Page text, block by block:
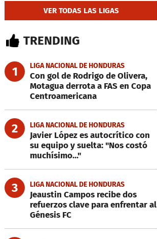
VER TODAS LAS LIGAS
TRENDING
1 LIGA NACIONAL DE HONDURAS
Con gol de Rodrigo de Olivera,
Motagua derrota a FAS en Copa
Centroamericana
2 LIGA NACIONAL DE HONDURAS
Javier López es autocrítico con
su equipo y suelta: "Nos costó
muchísimo..."
3 LIGA NACIONAL DE HONDURAS
Jeaustin Campos recibe dos
refuerzos clave para enfrentar al
Génesis FC